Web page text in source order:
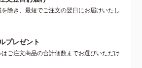
除き、最短でご注文の翌日にお届けいたし
プレゼント
ご注文商品の合計個数までお選びいただけ